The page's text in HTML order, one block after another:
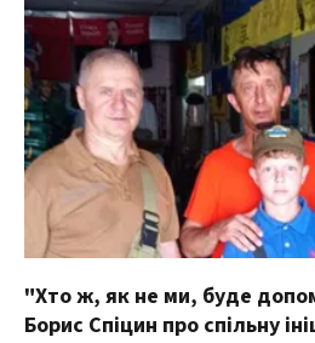
"Хто ж, як не ми, буде
Борис Спіцин про спільну